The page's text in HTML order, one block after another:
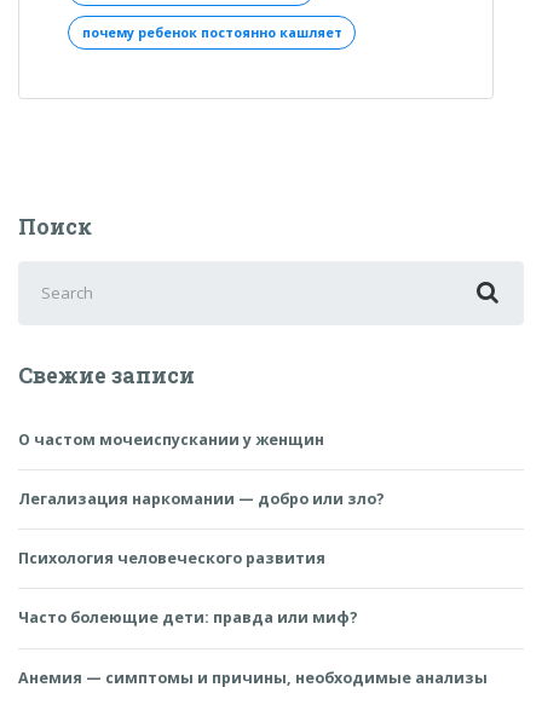
ребенка:
вероятные
и
почему ребенок постоянно кашляет
Поиск
for:
Свежие записи
О частом мочеиспускании у женщин
Легализация наркомании — добро или зло?
Психология человеческого развития
Часто болеющие дети: правда или миф?
Анемия — симптомы и причины, необходимые анализы